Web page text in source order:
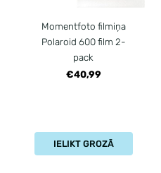
Momentfoto filmiņa
Polaroid 600 film 2-
pack
€40,99
IELIKT GROZĀ